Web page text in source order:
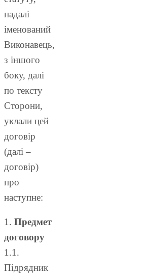
надалі
іменований
Виконавець,
з іншого
боку, далі
по тексту
Сторони,
уклали цей
договір
(далі –
договір)
про
наступне:
1. Предмет
договору
1.1.
Підрядник